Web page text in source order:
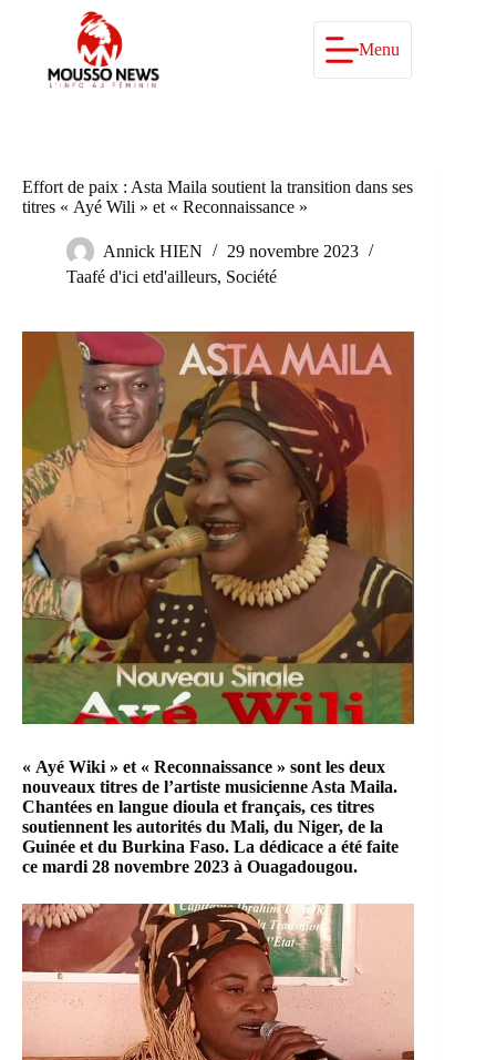
Menu
Effort de paix : Asta Maila soutient la transition dans ses
titres « Ayé Wili » et « Reconnaissance »
Annick HIEN
29 novembre 2023
Taafé d'ici etd'ailleurs, Société
« Ayé Wiki » et « Reconnaissance » sont les deux
nouveaux titres de l’artiste musicienne Asta Maila.
Chantées en langue dioula et français, ces titres
soutiennent les autorités du Mali, du Niger, de la
Guinée et du Burkina Faso. La dédicace a été faite
ce mardi 28 novembre 2023 à Ouagadougou.